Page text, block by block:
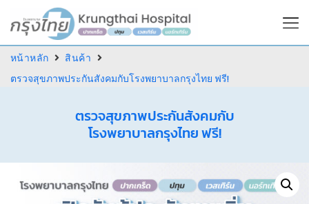
หน้าหลัก
สินค้า
ตรวจสุขภาพประกันสังคมกับโรงพยาบาลกรุงไทย ฟรี!
ตรวจสุขภาพประกันสังคมกับ
โรงพยาบาลกรุงไทย ฟรี!